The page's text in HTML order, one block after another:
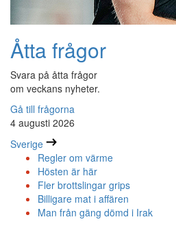
Åtta frågor
Svara på åtta frågor
om veckans nyheter.
Gå till frågorna
4 augusti 2026
Sverige
Regler om värme
Hösten är här
Fler brottslingar grips
Billigare mat i affären
Man från gäng dömd i Irak